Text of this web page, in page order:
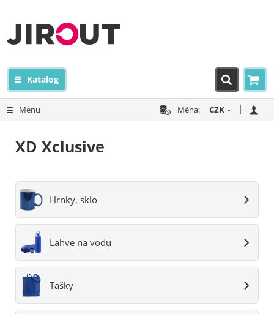
Katalog
Menu Měna: CZK
XD Xclusive
Hrnky, sklo
Lahve na vodu
Tašky